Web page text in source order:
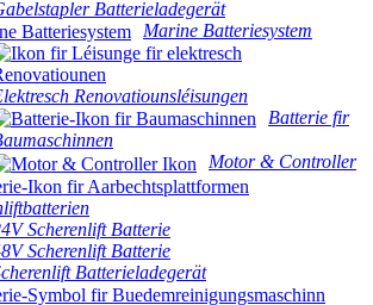
Batterieladegerät
Marine Batteriesystem
Renovatiounsléisungen
Batterie fir
Motor & Controller
Scherenlift Batterie
Scherenlift Batterie
Batterieladegerät